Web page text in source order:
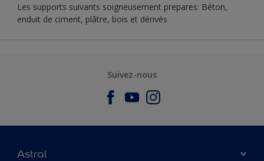
Les supports suivants soigneusement prepares: Béton,
enduit de ciment, plâtre, bois et dérivés
Suivez-nous
Astral